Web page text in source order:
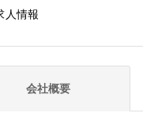
人情報
会社概要